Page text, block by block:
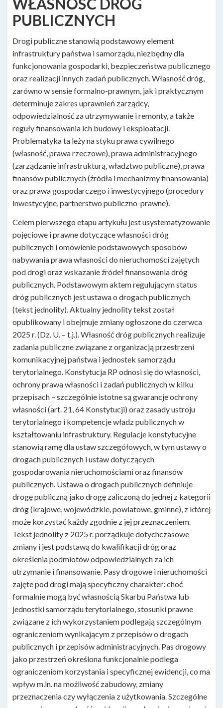
PUBLICZNYCH
Drogi publiczne stanowią podstawowy element
infrastruktury państwa i samorządu, niezbędny dla
funkcjonowania gospodarki, bezpieczeństwa publicznego
oraz realizacji innych zadań publicznych. Własność dróg,
zarówno w sensie formalno-prawnym, jak i praktycznym
determinuje zakres uprawnień zarządcy,
odpowiedzialność za utrzymywanie i remonty, a także
reguły finansowania ich budowy i eksploatacji.
Problematyka ta leży na styku prawa cywilnego
(własność, prawa rzeczowe), prawa administracyjnego
(zarządzanie infrastrukturą, władztwo publiczne), prawa
finansów publicznych (źródła i mechanizmy finansowania)
oraz prawa gospodarczego i inwestycyjnego (procedury
inwestycyjne, partnerstwo publiczno-prawne).
Celem pierwszego etapu artykułu jest usystematyzowanie
pojęciowe i prawne dotyczące własności dróg
publicznych i omówienie podstawowych sposobów
nabywania prawa własności do nieruchomości zajętych
pod drogi oraz wskazanie źródeł finansowania dróg
publicznych. Podstawowym aktem regulującym status
dróg publicznych jest ustawa o drogach publicznych
(tekst jednolity). Aktualny jednolity tekst został
opublikowany i obejmuje zmiany ogłoszone do czerwca
2025 r. (Dz. U. – t.j.). Własność dróg publicznych realizuje
zadania publiczne związane z organizacją przestrzeni
komunikacyjnej państwa i jednostek samorządu
terytorialnego. Konstytucja RP odnosi się do własności,
ochrony prawa własności i zadań publicznych w kilku
przepisach – szczególnie istotne są gwarancje ochrony
własności (art. 21, 64 Konstytucji) oraz zasady ustroju
terytorialnego i kompetencje władz publicznych w
kształtowaniu infrastruktury. Regulacje konstytucyjne
stanowią ramę dla ustaw szczegółowych, w tym ustawy o
drogach publicznych i ustaw dotyczących
gospodarowania nieruchomościami oraz finansów
publicznych. Ustawa o drogach publicznych definiuje
drogę publiczną jako drogę zaliczoną do jednej z kategorii
dróg (krajowe, wojewódzkie, powiatowe, gminne), z której
może korzystać każdy zgodnie z jej przeznaczeniem.
Tekst jednolity z 2025 r. porządkuje dotychczasowe
zmiany i jest podstawą do kwalifikacji dróg oraz
określenia podmiotów odpowiedzialnych za ich
utrzymanie i finansowanie. Pasy drogowe i nieruchomości
zajęte pod drogi mają specyficzny charakter: choć
formalnie mogą być własnością Skarbu Państwa lub
jednostki samorządu terytorialnego, stosunki prawne
związane z ich wykorzystaniem podlegają szczególnym
ograniczeniom wynikającym z przepisów o drogach
publicznych i przepisów administracyjnych. Pas drogowy
jako przestrzeń określona funkcjonalnie podlega
ograniczeniom korzystania i specyficznej ewidencji, co ma
wpływ m.in. na możliwość zabudowy, zmiany
przeznaczenia czy wyłączenia z użytkowania. Szczególne